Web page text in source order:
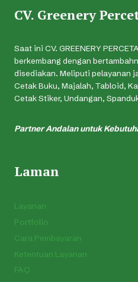
CV. Greenery
Saat ini CV. GREENERY
berkembang dengan
disediakan. Meliputi pelayanan
Cetak Buku, Majalah, Tabloid,
Cetak Stiker, Undangan,
Partner Andalan untuk
Laman
Layanan
Portfolio
Cara Pembayaran
Ketentuan Layanan
FAQ